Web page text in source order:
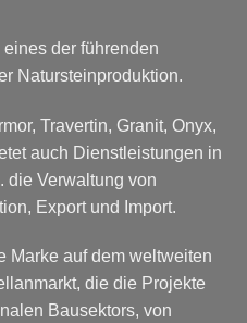
der führenden
Natursteinproduktion.
Travertin, Granit, Onyx,
auch Dienstleistungen in
die Verwaltung von
Export und Import.
Marke auf dem weltweiten
die die Projekte
Bausektors, von